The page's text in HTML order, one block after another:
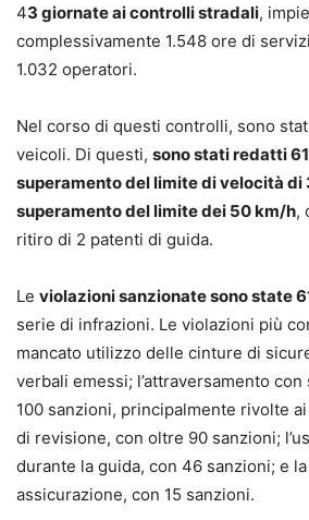
43 giornate ai controlli stradali,
complessivamente 1.548 ore di
1.032 operatori.
Nel corso di questi controlli, sono
veicoli. Di questi, sono stati redatti
superamento del limite di velocità di
superamento del limite dei 50 km/h,
ritiro di 2 patenti di guida.
Le violazioni sanzionate sono state
serie di infrazioni. Le violazioni più
mancato utilizzo delle cinture di
verbali emessi; l’attraversamento
100 sanzioni, principalmente rivolte
di revisione, con oltre 90 sanzioni;
durante la guida, con 46 sanzioni; e
assicurazione, con 15 sanzioni.